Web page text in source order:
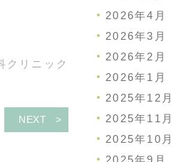
クリニック
NEXT
2026年4月
2026年3月
2026年2月
2026年1月
2025年12月
2025年11月
2025年10月
2025年9月